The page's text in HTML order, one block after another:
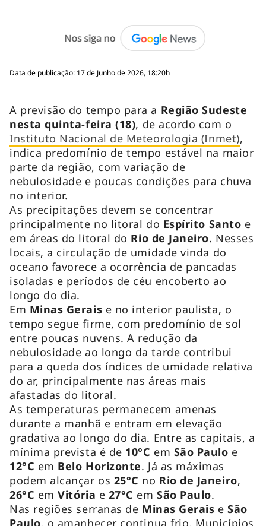
Data de publicação: 17 de Junho de 2026, 18:20h
A previsão do tempo para a Região Sudeste
nesta quinta-feira (18), de acordo com o
Instituto Nacional de Meteorologia (Inmet),
indica predomínio de tempo estável na maior
parte da região, com variação de
nebulosidade e poucas condições para chuva
no interior.
As precipitações devem se concentrar
principalmente no litoral do Espírito Santo e
em áreas do litoral do Rio de Janeiro. Nesses
locais, a circulação de umidade vinda do
oceano favorece a ocorrência de pancadas
isoladas e períodos de céu encoberto ao
longo do dia.
Em Minas Gerais e no interior paulista, o
tempo segue firme, com predomínio de sol
entre poucas nuvens. A redução da
nebulosidade ao longo da tarde contribui
para a queda dos índices de umidade relativa
do ar, principalmente nas áreas mais
afastadas do litoral.
As temperaturas permanecem amenas
durante a manhã e entram em elevação
gradativa ao longo do dia. Entre as capitais, a
mínima prevista é de 10°C em São Paulo e
12°C em Belo Horizonte. Já as máximas
podem alcançar os 25°C no Rio de Janeiro,
26°C emVitória e 27°C emSão Paulo.
Nas regiões serranas de Minas Gerais eSão
Paulo , o amanhecer continua frio. Municípios